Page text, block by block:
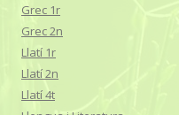
Grec 1r
Grec 2n
Llatí 1r
Llatí 2n
Llatí 4t